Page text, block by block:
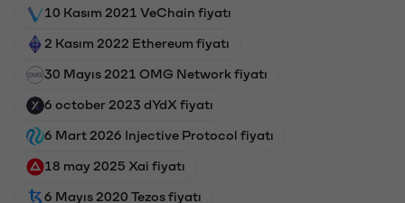
10 Kasım 2021 VeChain fiyatı
2 Kasım 2022 Ethereum fiyatı
30 Mayıs 2021 OMG Network fiyatı
6 october 2023 dYdX fiyatı
6 Mart 2026 Injective Protocol fiyatı
18 may 2025 Xai fiyatı
6 Mayıs 2020 Tezos fiyatı